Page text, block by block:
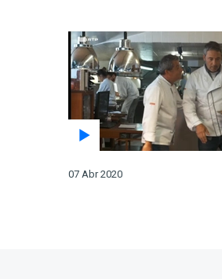
07 Abr 2020